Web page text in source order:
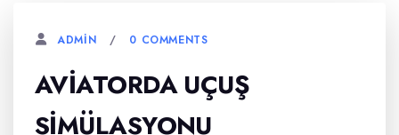
ADMIN 0 COMMENTS
AVIATORDA UÇUŞ
SIMÜLASYONU